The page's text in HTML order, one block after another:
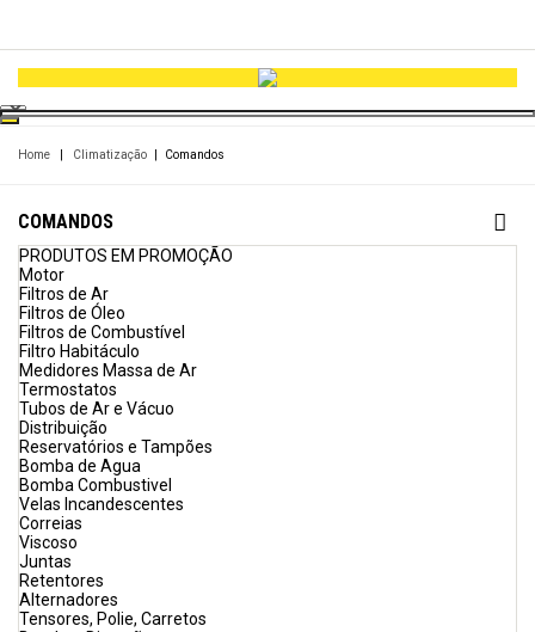
Home Climatização Comandos
COMANDOS
PRODUTOS EM PROMOÇÃO
Motor
Filtros de Ar
Filtros de Óleo
Filtros de Combustível
Filtro Habitáculo
Medidores Massa de Ar
Termostatos
Tubos de Ar e Vácuo
Distribuição
Reservatórios e Tampões
Bomba de Agua
Bomba Combustivel
Velas Incandescentes
Correias
Viscoso
Juntas
Retentores
Alternadores
Tensores, Polie, Carretos